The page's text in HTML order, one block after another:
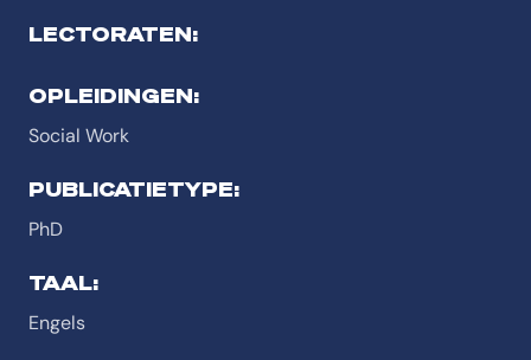
LECTORATEN:
OPLEIDINGEN:
Social Work
PUBLICATIETYPE:
PhD
TAAL:
Engels